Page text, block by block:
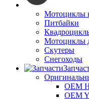
Мотоциклы
Питбайки
Мотоциклы
Скутеры
Снегоходы
OEM
OEM